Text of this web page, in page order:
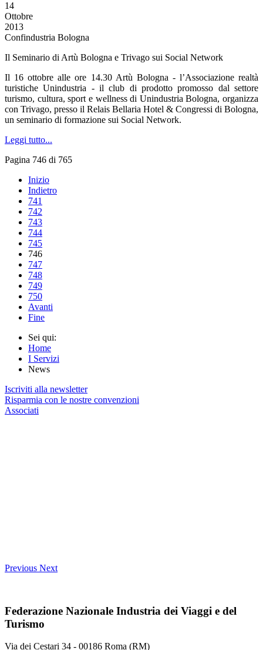
14
Ottobre
2013
Confindustria Bologna
Il Seminario di Artù Bologna e Trivago sui Social Network
Il 16 ottobre alle ore 14.30 Artù Bologna - l’Associazione realtà
turistiche Unindustria - il club di prodotto promosso dal settore
turismo, cultura, sport e wellness di Unindustria Bologna, organizza
con Trivago, presso il Relais Bellaria Hotel & Congressi di Bologna,
un seminario di formazione sui Social Network.
Leggi tutto...
Pagina 746 di 765
Inizio
Indietro
741
742
743
744
745
746
747
748
749
750
Avanti
Fine
Sei qui:
Home
I Servizi
News
Iscriviti alla newsletter
Risparmia con le nostre convenzioni
Associati
Previous Next
Federazione Nazionale Industria dei Viaggi e del
Turismo
Via dei Cestari 34 - 00186 Roma (RM)